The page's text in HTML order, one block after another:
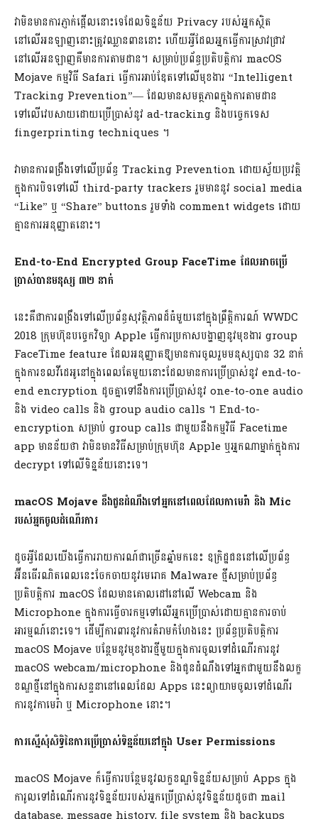
វាមិនមានការភ្ញាក់ផ្អើលនោះទេដែលទិន្នន័យ Privacy របស់អ្នកស្ថិត
នៅលើអនឡាញនោះត្រូវឈ្លានពាននោះ ហើយអ្វីដែលអ្នកធ្វើការស្រាវជ្រាវ
នៅលើអនឡាញគឺមានការតាមដាន។ សម្រាប់ប្រព័ន្ធប្រតិបត្តិការ macOS
Mojave កម្មវិធី Safari ធ្វើការអាប់ឌែតទៅលើមុខងារ “Intelligent
Tracking Prevention”— ដែលមានសមត្ថភាពក្នុងការតាមដាន
ទៅលើវេបសាយដោយប្រើប្រាស់នូវ ad-tracking ​និងបច្ចេកទេស
fingerprinting techniques ។
វាមានការពង្រឹងទៅលើប្រព័ន្ធ Tracking Prevention ដោយស្វ័យប្រវត្តិ
ក្នុងការបិទទៅលើ third-party trackers រួមមាននូវ social media
“Like” ឬ “Share” buttons រួមទាំង comment widgets ដោយ
គ្មានការអនុញ្ញាតនោះ។
End-to-End Encrypted Group FaceTime ដែលអាចប្រើ
ប្រាស់បានមនុស្ស ៣២ នាក់
នេះគឺជាការពង្រឹងទៅលើប្រព័ន្ធសុវត្ថិភាពដ៏ធំមួយនៅក្នុងព្រឹត្តិការណ៍ WWDC
2018 ក្រុមហ៊ុនបច្ចេកវិទ្យា Apple ធ្វើការប្រកាសបង្ហាញនូវមុខងារ group
FaceTime feature ដែលអនុញ្ញាតឱ្យមានការចូលរួមមនុស្សបាន 32 នាក់
ក្នុងការខលវីដេអូនៅក្នុងពេលតែមួយនោះដែលមានការប្រើប្រាស់នូវ end-to-
end encryption ដូចគ្នាទៅនឹងការប្រើប្រាស់នូវ one-to-one audio
និង video calls និង group audio calls ។ End-to-
encryption សម្រាប់ group calls ជាមួយនឹងកម្មវិធី Facetime
app មានន័យថា វាមិនមានវិធីសម្រាប់ក្រុមហ៊ុន Apple ឬអ្នកណាម្នាក់ក្នុងការ
decrypt ទៅលើទិន្នន័យនោះទេ។
macOS Mojave នឹងជូនដំណឹងទៅអ្នកនៅពេលដែលកាមេរ៉ា និង Mic
របស់អ្នកចូលដំណើរការ
ដូចអ្វីដែលយើងធ្វើការរាយការណ៍ជាច្រើនឆ្នាំមកនេះ ឧក្រិដ្ឋជននៅលើប្រព័ន្ធ
អ៊ីនធើរណិតពេលនេះចែកចាយនូវមេរោគ Malware ថ្មីសម្រាប់ប្រព័ន្ធ
ប្រតិបត្តិការ macOS ដែលមានគោលដៅនៅលើ Webcam និង
Microphone ក្នុងការធ្វើចារកម្មទៅលើអ្នកប្រើប្រាស់ដោយគ្មានការចាប់
អារម្មណ៍នោះទេ។ ដើម្បីការពារនូវការគំរាមកំហែងនេះ ប្រព័ន្ធប្រតិបត្តិការ
macOS Mojave បន្ថែមនូវមុខងារថ្មីមួយក្នុងការចូលទៅដំណើរការនូវ​
macOS webcam/microphone និងជូនដំណឹងទៅអ្នកជាមួយនឹងលក្ខ
ខណ្ឌថ្មីនៅក្នុងការសន្ទនានៅពេលដែល Apps នេះព្យាយាមចូលទៅដំណើរ
ការនូវកាមេរ៉ា ឬ Microphone នោះ។
ការស្នើសុំសិទ្ធិនៃការប្រើប្រាស់ទិន្នន័យនៅក្នុង User Permissions
macOS Mojave ក៏ធ្វើការបន្ថែមនូវលក្ខខណ្ឌទិន្នន័យសម្រាប់ Apps ក្នុង
ការូលទៅដំណើរការនូវទិន្នន័យរបស់អ្នកប្រើប្រាស់នូវទិន្នន័យដូចជា mail